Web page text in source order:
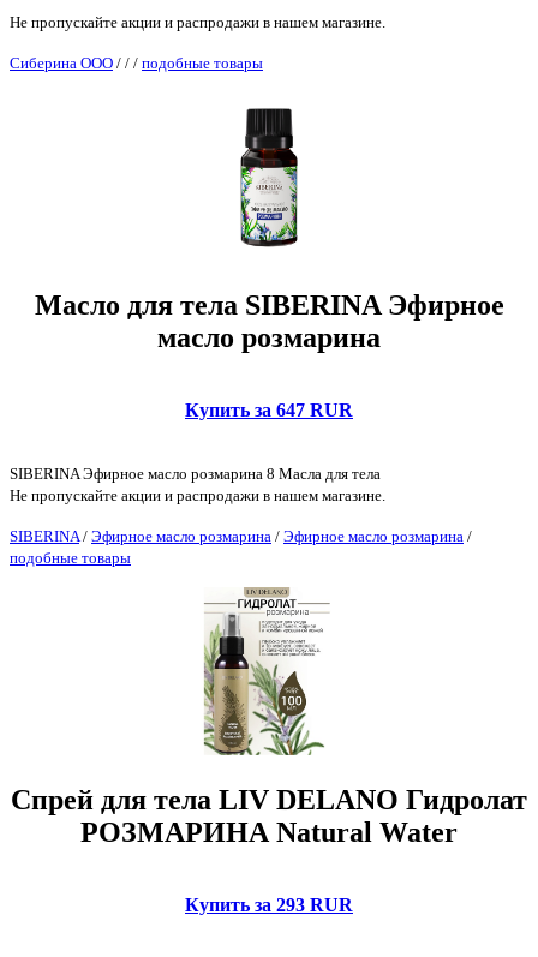
Не пропускайте акции и распродажи в нашем магазине.
Сиберина ООО / / / подобные товары
Масло для тела SIBERINA Эфирное
масло розмарина
Купить за 647 RUR
SIBERINA Эфирное масло розмарина 8 Масла для тела
Не пропускайте акции и распродажи в нашем магазине.
SIBERINA/ Эфирное масло розмарина / Эфирное масло розмарина /
подобные товары
Спрей для тела LIV DELANO Гидролат
РОЗМАРИНА Natural Water
Купить за 293 RUR